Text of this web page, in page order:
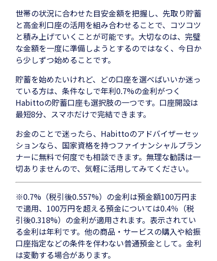
世帯の状況に合わせた目安金額を把握し、先取り貯蓄
と高金利口座の活用を組み合わせることで、コツコツ
と積み上げていくことが可能です。大切なのは、完璧
な金額を一度に準備しようとするのではなく、今日か
ら少しずつ始めることです。
貯蓄を始めたいけれど、どの口座を選べばいいか迷っ
ている方は、条件なしで年利0.7%の金利がつく
Habittoの貯蓄口座も選択肢の一つです。口座開設は
最短8分、スマホだけで完結できます。
お金のことで迷ったら、Habittoのアドバイザーセッ
ションなら、国家資格を持つファイナンシャルプラン
ナーに無料で何度でも相談できます。無理な勧誘は一
切ありませんので、気軽に活用してみてください。
※0.7%（税引後0.557%）の金利は預金額100万円ま
で適用、100万円を超える預金については0.4％（税
引後0.318%）の金利が適用されます。表示されてい
る金利は年利です。他の商品・サービスの購入や給振
口座指定などの条件を伴わない普通預金として。金利
は変動する場合があります。